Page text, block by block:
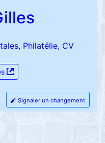
Philatélie, CV
Signaler un changement